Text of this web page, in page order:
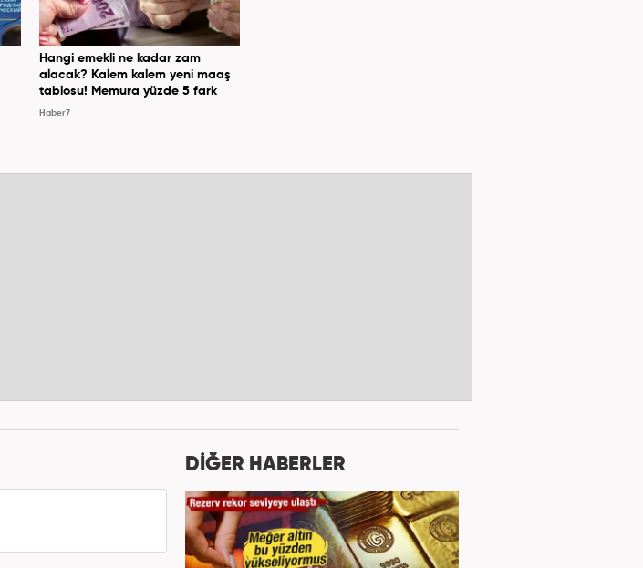
Hangi emekli ne kadar zam
alacak? Kalem kalem yeni maaş
tablosu! Memura yüzde 5 fark
Haber7
DİĞER HABERLER